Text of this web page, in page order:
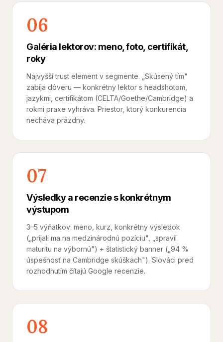
06
Galéria lektorov: meno, foto, certifikát,
roky
Najvyšší trust element v segmente. „Skúsený tím"
zabíja dôveru — konkrétny lektor s headshotom,
jazykmi, certifikátom (CELTA/Goethe/Cambridge) a
rokmi praxe vyhráva. Priestor, ktorý konkurencia
necháva prázdny.
07
Výsledky a recenzie s konkrétnym
výstupom
3–5 výňatkov: meno, kurz, konkrétny výsledok
(„prijali ma na medzinárodnú pozíciu", „spravil
maturitu na výbornú") + štatistický banner („94 %
úspešnosť na Cambridge skúškach"). Slováci pred
rozhodnutím čítajú Google recenzie.
08